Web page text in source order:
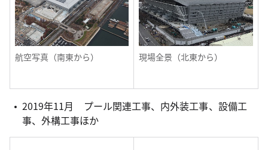
航空写真（南東から） 現場全景（北東から）
2019年11月 プール関連工事、内外装工事、設備工
事、外構工事ほか